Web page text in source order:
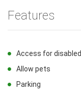
Features
Access for disabled
Allow pets
Parking